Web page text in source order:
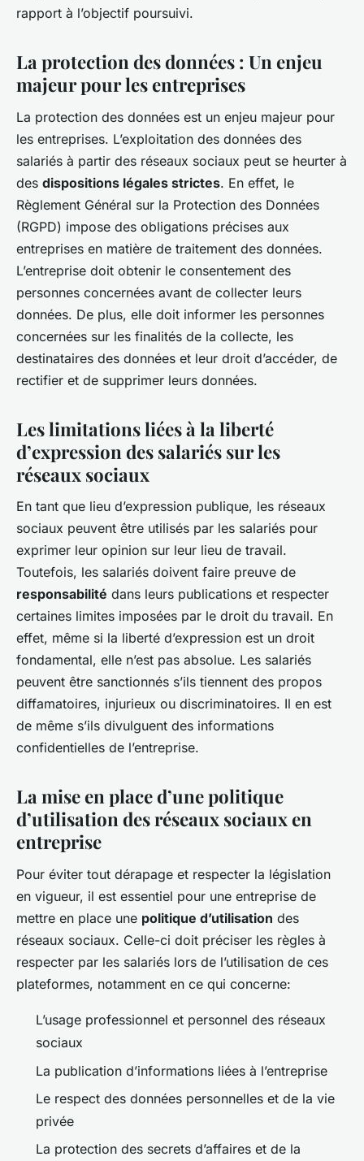
rapport à l’objectif poursuivi.
La protection des données : Un enjeu
majeur pour les entreprises
La protection des données est un enjeu majeur pour
les entreprises. L’exploitation des données des
salariés à partir des réseaux sociaux peut se heurter à
des dispositions légales strictes. En effet, le
Règlement Général sur la Protection des Données
(RGPD) impose des obligations précises aux
entreprises en matière de traitement des données.
L’entreprise doit obtenir le consentement des
personnes concernées avant de collecter leurs
données. De plus, elle doit informer les personnes
concernées sur les finalités de la collecte, les
destinataires des données et leur droit d’accéder, de
rectifier et de supprimer leurs données.
Les limitations liées à la liberté
d’expression des salariés sur les
réseaux sociaux
En tant que lieu d’expression publique, les réseaux
sociaux peuvent être utilisés par les salariés pour
exprimer leur opinion sur leur lieu de travail.
Toutefois, les salariés doivent faire preuve de
responsabilité dans leurs publications et respecter
certaines limites imposées par le droit du travail. En
effet, même si la liberté d’expression est un droit
fondamental, elle n’est pas absolue. Les salariés
peuvent être sanctionnés s’ils tiennent des propos
diffamatoires, injurieux ou discriminatoires. Il en est
de même s’ils divulguent des informations
confidentielles de l’entreprise.
La mise en place d’une politique
d’utilisation des réseaux sociaux en
entreprise
Pour éviter tout dérapage et respecter la législation
en vigueur, il est essentiel pour une entreprise de
mettre en place une politique d’utilisation des
réseaux sociaux. Celle-ci doit préciser les règles à
respecter par les salariés lors de l’utilisation de ces
plateformes, notamment en ce qui concerne:
L’usage professionnel et personnel des réseaux
sociaux
La publication d’informations liées à l’entreprise
Le respect des données personnelles et de la vie
privée
La protection des secrets d’affaires et de la